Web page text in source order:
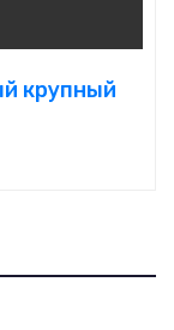
крупный